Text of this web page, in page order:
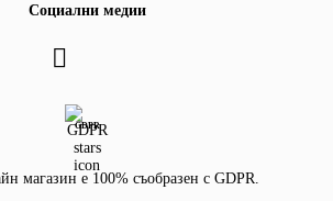
Социални медии
GDPR
магазин е 100% съобразен с GDPR.